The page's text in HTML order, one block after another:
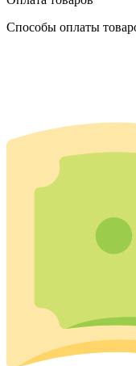
Способы оплаты